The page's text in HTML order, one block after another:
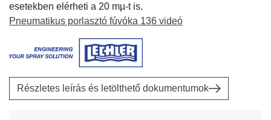
esetekben elérheti a 20 mµ-t is.
Pneumatikus porlasztó fúvóka 136 videó
Részletes leírás és letölthető dokumentumok